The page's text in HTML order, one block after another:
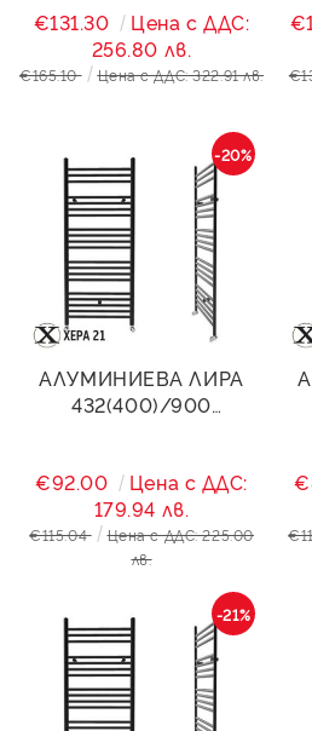
€131.30
Цена с ДДС:
256.80 лв.
€165.10 Цена с ДДС: 322.91 лв.
АЛУМИНИЕВА ЛИРА
432(400)/900
-20%
€92.00
Цена с ДДС:
179.94 лв.
€115.04
Цена с ДДС: 225.00
лв.
-21%